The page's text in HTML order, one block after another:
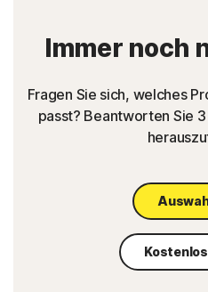
Immer noch
Fragen Sie sich, welches
passt? Beantworten Sie